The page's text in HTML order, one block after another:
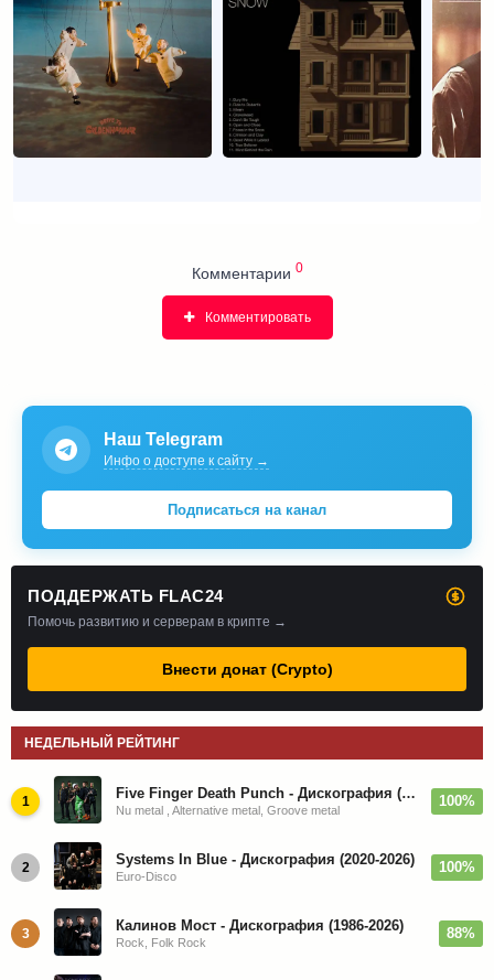
Комментарии 0
Комментировать
Наш Telegram
Инфо о доступе к сайту →
Подписаться на канал
ПОДДЕРЖАТЬ FLAC24
Помочь развитию и серверам в крипте →
Внести донат (Crypto)
НЕДЕЛЬНЫЙ РЕЙТИНГ
1 Five Finger Death Punch - Дискография (2008-2026)
Nu metal , Alternative metal, Groove metal
100%
2 Systems In Blue - Дискография (2020-2026)
Euro-Disco
100%
3 Калинов Мост - Дискография (1986-2026)
Rock, Folk Rock
88%